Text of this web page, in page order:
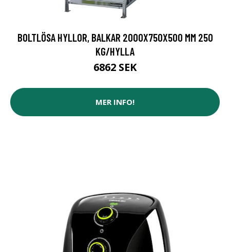
BOLTLÖSA HYLLOR, BALKAR 2000X750X500 MM 250
KG/HYLLA
6862 SEK
MER INFO!